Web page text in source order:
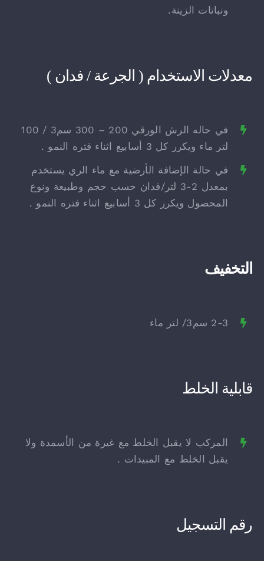
ونباتات الزينة.
معدلات الاستخدام ( الجرعة / فدان )
في حاله الرش الورقي 200 – 300 سم3 / 100
لتر ماء ويكرر كل 3 أسابيع اثناء فتره النمو .
في حالة الإضافة الأرضية مع ماء الري يستخدم
بمعدل 2-3 لتر/فدان حسب حجم وطبيعة ونوع
المحصول ويكرر كل 3 أسابيع اثناء فتره النمو .
التخفيف
2-3 سم3/ لتر ماء
قابلية الخلط
المركب لا يقبل الخلط مع غيرة من الأسمدة ولا
يقبل الخلط مع المبيدات .
رقم التسجيل